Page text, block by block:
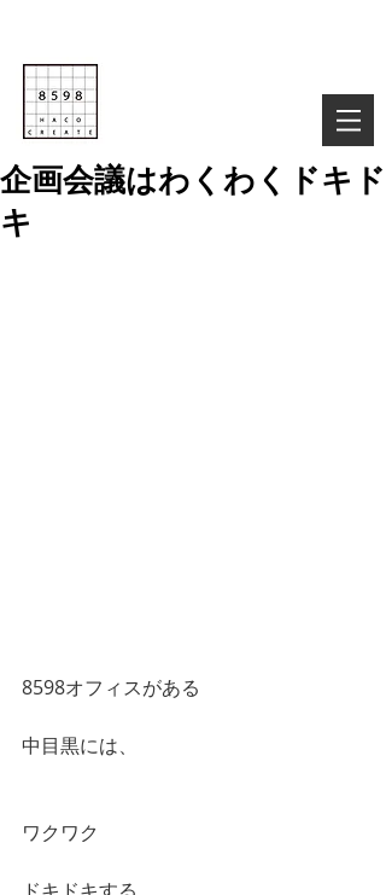
企画会議はわくわくドキド
キ
8598オフィスがある
中目黒には、
ワクワク